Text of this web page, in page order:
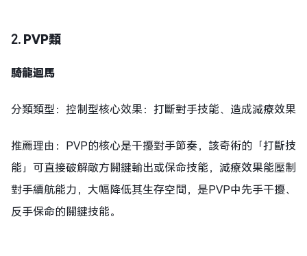
2. PVP類
騎龍迴馬
分類類型：控制型核心效果：打斷對手技能、造成減療效果
推薦理由：PVP的核心是干擾對手節奏，該奇術的「打斷技
能」可直接破解敵方關鍵輸出或保命技能，減療效果能壓制
對手續航能力，大幅降低其生存空間，是PVP中先手干擾、
反手保命的關鍵技能。